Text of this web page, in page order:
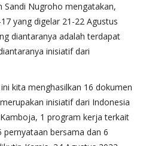
Sandi Nugroho mengatakan,
yang digelar 21-22 Agustus
diantaranya adalah terdapat
inisiatif dari
kita menghasilkan 16 dokumen
inisiatif dari Indonesia
1 program kerja terkait
pernyataan bersama dan 6